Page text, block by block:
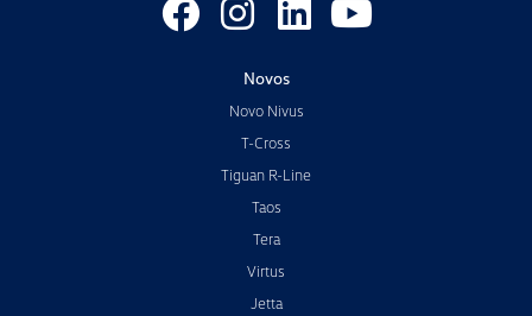
Novos
Novo Nivus
T-Cross
Tiguan R-Line
Taos
Tera
Virtus
Jetta